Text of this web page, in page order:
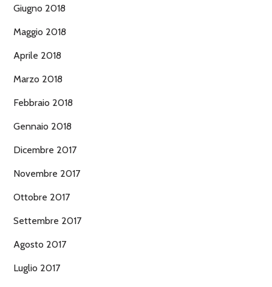
Giugno 2018
Maggio 2018
Aprile 2018
Marzo 2018
Febbraio 2018
Gennaio 2018
Dicembre 2017
Novembre 2017
Ottobre 2017
Settembre 2017
Agosto 2017
Luglio 2017